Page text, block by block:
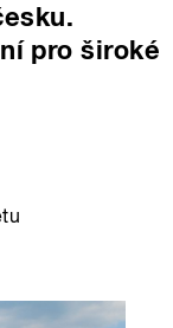
pro široké